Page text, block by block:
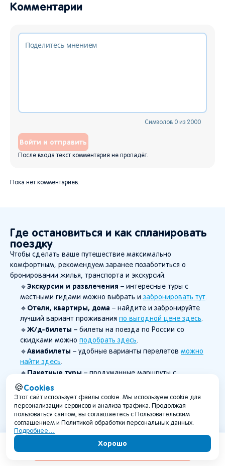
Содержание
Комментарии
Символов 0 из 2000
Войти и отправить
После входа текст комментария не пропадёт.
Пока нет комментариев.
Где остановиться и как спланировать
поездку
Чтобы сделать ваше путешествие максимально
комфортным, рекомендуем заранее позаботиться о
бронировании жилья, транспорта и экскурсий:
🔹 Экскурсии и развлечения – интересные туры с
местными гидами можно выбрать и забронировать тут.
🔹 Отели, квартиры, дома – найдите и забронируйте
лучший вариант проживания по выгодной цене здесь.
🔹 Ж/д-билеты – билеты на поезда по России со
скидками можно подобрать здесь.
🔹 Авиабилеты – удобные варианты перелетов можно
найти здесь.
🔹 Пакетные туры – продуманные маршруты с
включенным перелетом, проживанием, транспортом и
многим другим ждут вас здесь.
🔹Концерты и мероприятия– афиша интересных
событий по всей России доступна здесь.
Планируйте путешествие заранее, чтобы успеть увидеть
больше и насладиться поездкой без лишних забот!
🍪Cookies
Этот сайт использует файлы cookie. Мы используем cookie для
персонализации сервисов и анализа трафика. Продолжая
пользоваться сайтом, вы соглашаетесь с Пользовательским
соглашением и Политикой обработки персональных данных.
Подробнее…
Хорошо